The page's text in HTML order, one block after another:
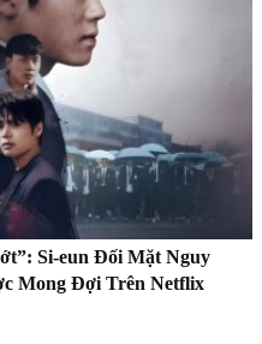
Si-eun Đối Mặt Nguy
Mong Đợi Trên Netflix